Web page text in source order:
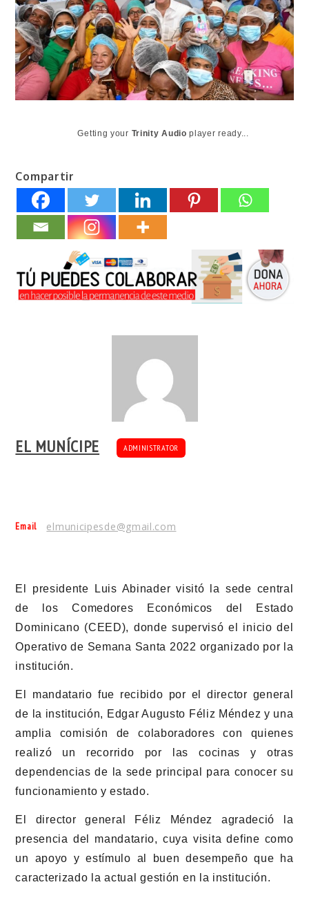
Getting your Trinity Audio player ready...
Compartir
EL MUNÍCIPE ADMINISTRATOR
Email elmunicipesde@gmail.com
El presidente Luis Abinader visitó la sede central
de los Comedores Económicos del Estado
Dominicano (CEED), donde supervisó el inicio del
Operativo de Semana Santa 2022 organizado por la
institución.
El mandatario fue recibido por el director general
de la institución, Edgar Augusto Féliz Méndez y una
amplia comisión de colaboradores con quienes
realizó un recorrido por las cocinas y otras
dependencias de la sede principal para conocer su
funcionamiento y estado.
El director general Féliz Méndez agradeció la
presencia del mandatario, cuya visita define como
un apoyo y estímulo al buen desempeño que ha
caracterizado la actual gestión en la institución.